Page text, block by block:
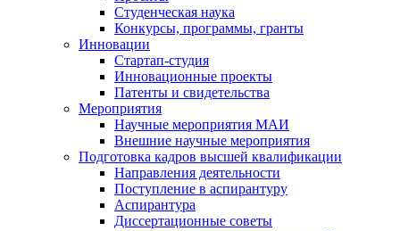
Студенческая наука
Конкурсы, программы, гранты
Инновации
Стартап-студия
Инновационные проекты
Патенты и свидетельства
Мероприятия
Научные мероприятия МАИ
Внешние научные мероприятия
Подготовка кадров высшей квалификации
Направления деятельности
Поступление в аспирантуру
Аспирантура
Диссертационные советы